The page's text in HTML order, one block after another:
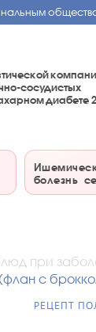
сосудистых
диабете
болезнь
при
с
РЕЦЕПТ